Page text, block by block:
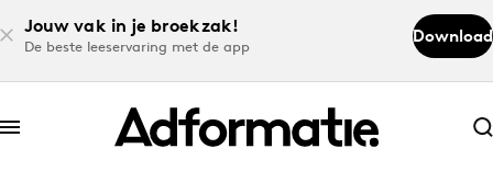
Jouw vak in je broekzak!
De beste leeservaring met de app
Download
Abonneer nu
Abonneer nu